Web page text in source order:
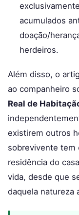
acumulados
doação/
herdeiros.
Além disso, o
ao companheiro
Real de
existirem outros
sobrevivente tem
residência do
vida, desde que
daquela natureza